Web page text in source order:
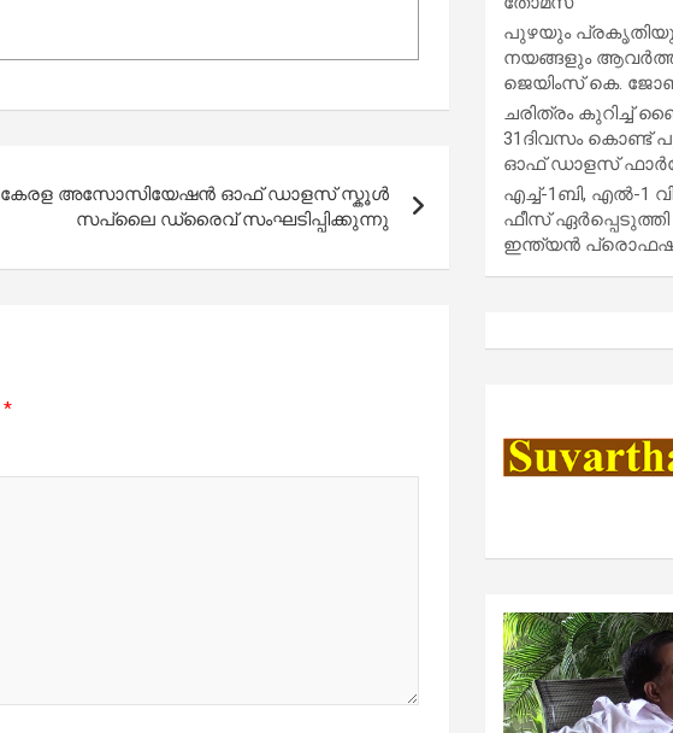
കേരള അസോസിയേഷൻ ഓഫ് ഡാളസ് സ്കൂൾ
സപ്ലൈ ഡ്രൈവ് സംഘടിപ്പിക്കുന്നു
*
പുഴയും
നയങ്ങളും
ജെയിംസ് കെ.
ചരിത്രം കുറിച്ച്
31ദിവസം കൊണ്ട്
ഓഫ് ഡാളസ്
എച്ച്-1ബി, എൽ-1
ഫീസ് ഏർപ്പെടുത്തി
ഇന്ത്യൻ